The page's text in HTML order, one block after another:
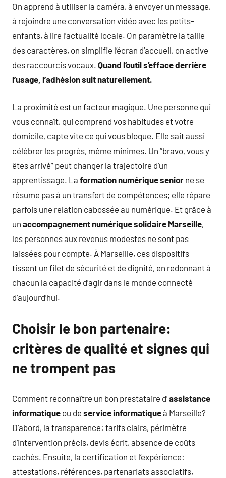
On apprend à utiliser la caméra, à envoyer un message,
à rejoindre une conversation vidéo avec les petits-
enfants, à lire l’actualité locale. On paramètre la taille
des caractères, on simplifie l’écran d’accueil, on active
des raccourcis vocaux. Quand l’outil s’efface derrière
l’usage, l’adhésion suit naturellement.
La proximité est un facteur magique. Une personne qui
vous connaît, qui comprend vos habitudes et votre
domicile, capte vite ce qui vous bloque. Elle sait aussi
célébrer les progrès, même minimes. Un “bravo, vous y
êtes arrivé” peut changer la trajectoire d’un
apprentissage. La formation numérique senior ne se
résume pas à un transfert de compétences; elle répare
parfois une relation cabossée au numérique. Et grâce à
un accompagnement numérique solidaire Marseille,
les personnes aux revenus modestes ne sont pas
laissées pour compte. À Marseille, ces dispositifs
tissent un filet de sécurité et de dignité, en redonnant à
chacun la capacité d’agir dans le monde connecté
d’aujourd’hui.
Choisir le bon partenaire:
critères de qualité et signes qui
ne trompent pas
Comment reconnaître un bon prestataire d’assistance
informatique ou de service informatiqueà Marseille?
D’abord, la transparence: tarifs clairs, périmètre
d’intervention précis, devis écrit, absence de coûts
cachés. Ensuite, la certification et l’expérience:
attestations, références, partenariats associatifs,